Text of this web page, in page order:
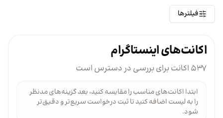
فیلترها
اکانت‌های اینستاگرام
۵۳۷ اکانت برای بررسی در دسترس است
ابتدا اکانت‌های مناسب را مقایسه کنید، بعد گزینه‌های مدنظر
را به لیست اضافه کنید تا ثبت درخواست سریع‌تر و دقیق‌تر
شود.